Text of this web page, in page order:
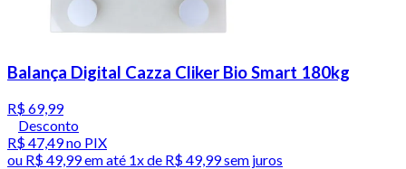
Balança Digital Cazza Cliker Bio Smart 180kg
R$ 69,99
Desconto
R$ 47,49no PIX
ou R$ 49,99em até 1x de R$ 49,99sem juros